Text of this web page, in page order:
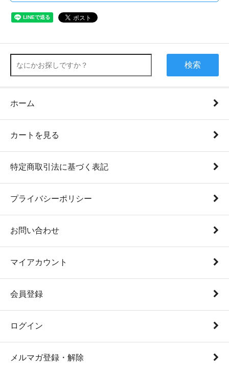
検索
ホーム
カートを見る
特定商取引法に基づく表記
プライバシーポリシー
お問い合わせ
マイアカウント
会員登録
ログイン
メルマガ登録・解除